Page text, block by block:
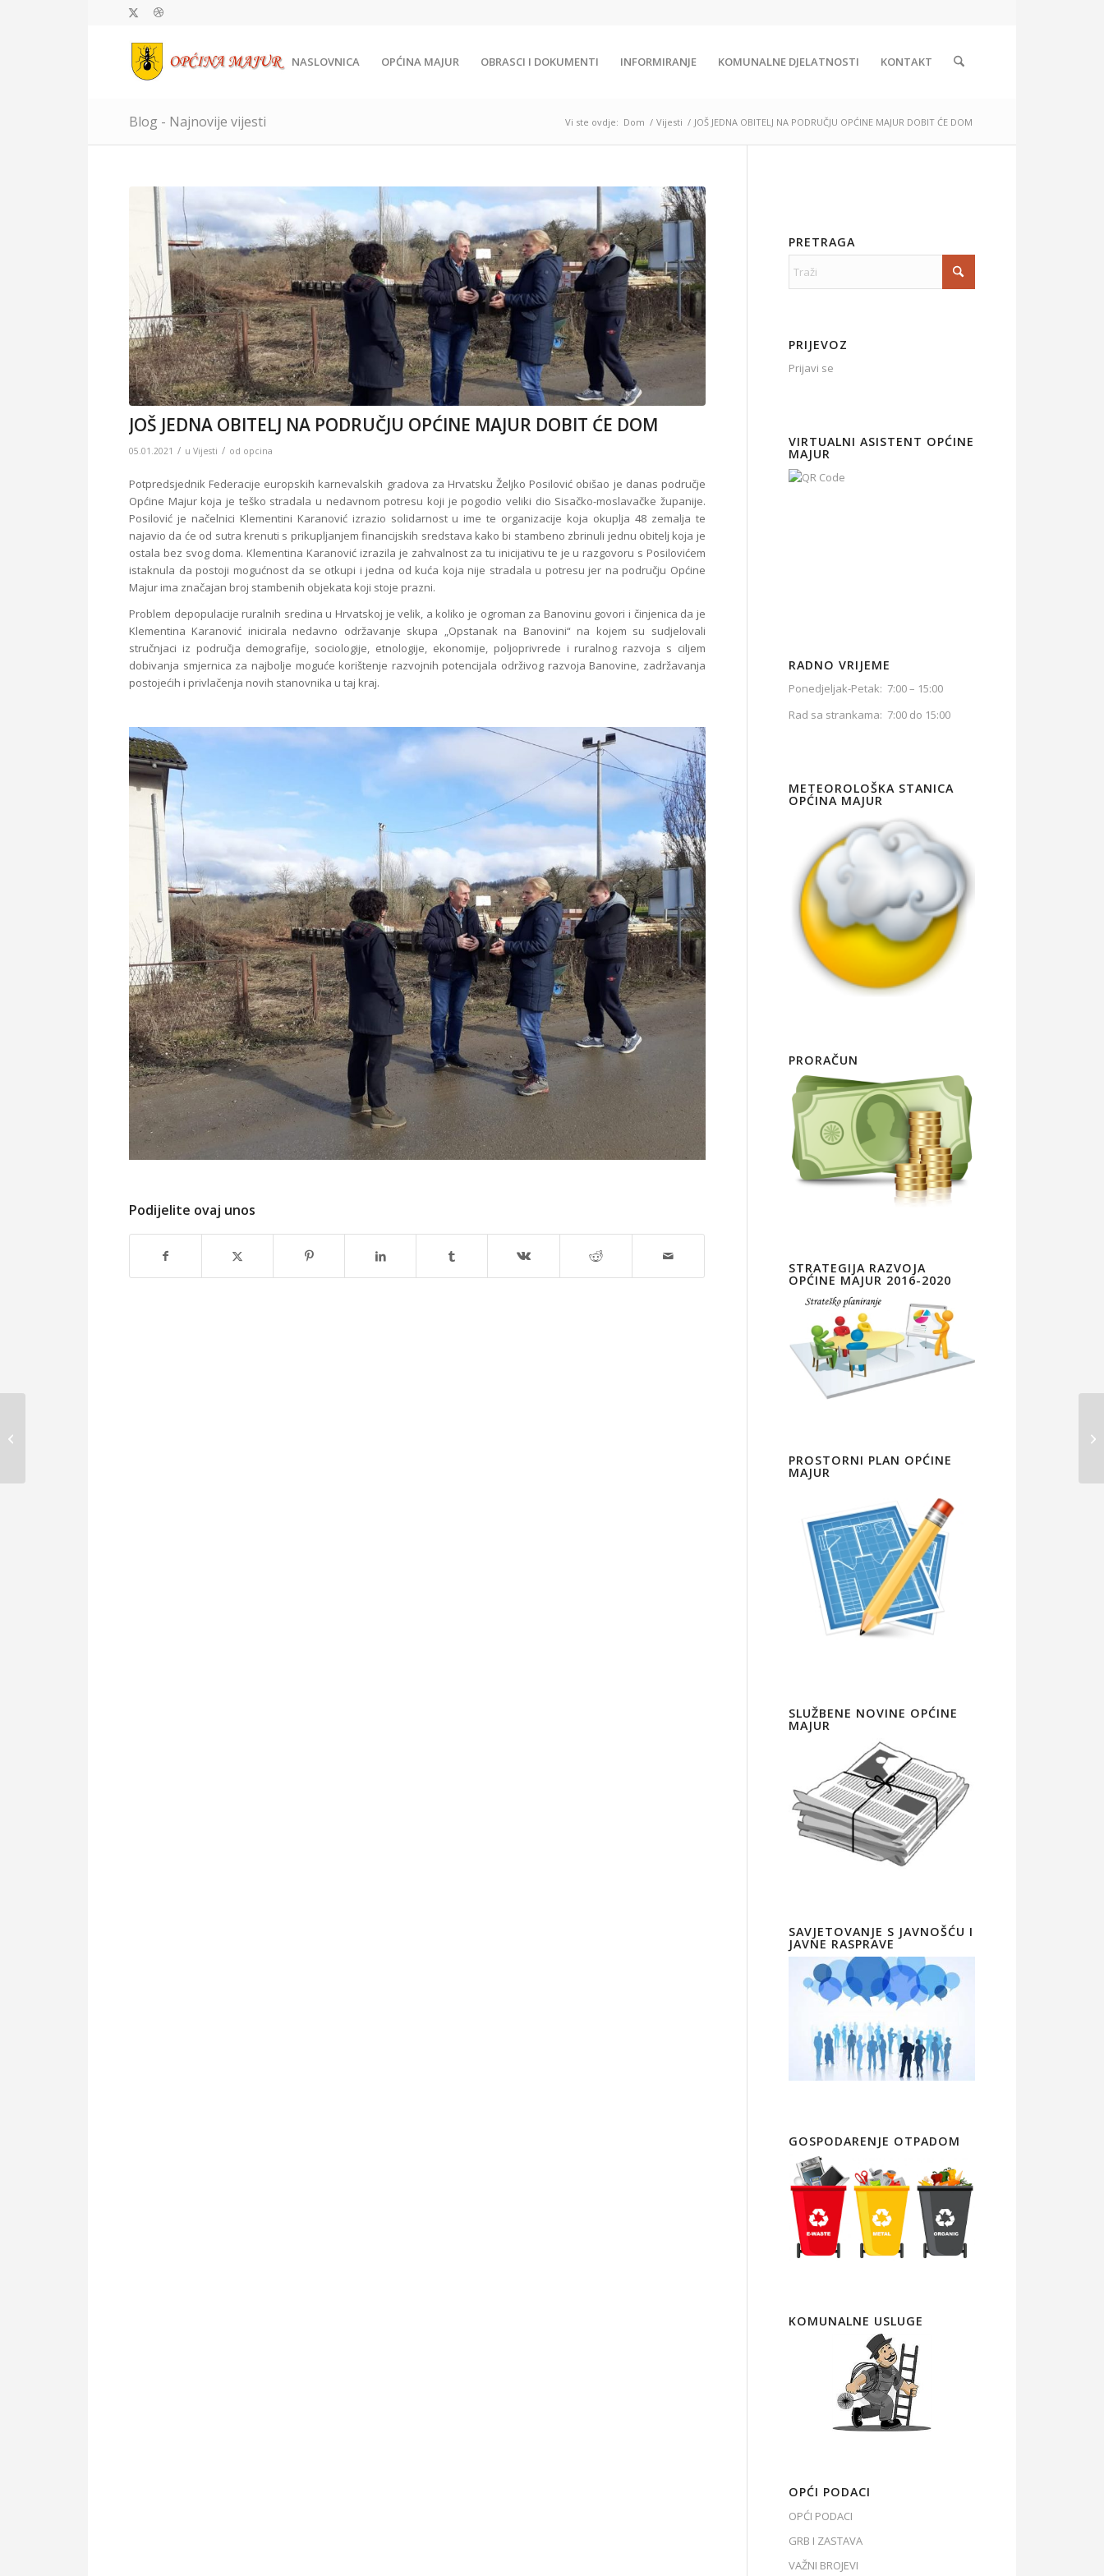
NASLOVNICA OPĆINA MAJUR OBRASCI I DOKUMENTI INFORMIRANJE KOMUNALNE DJELATNOSTI KONTAKT
Blog - Najnovije vijesti Vi ste ovdje: Dom / Vijesti / JOŠ JEDNA OBITELJ NA PODRUČJU OPĆINE MAJUR DOBIT ĆE DOM
JOŠ JEDNA OBITELJ NA PODRUČJU OPĆINE MAJUR DOBIT ĆE DOM
05.01.2021 / u Vijesti / od opcina
Potpredsjednik Federacije europskih karnevalskih gradova za Hrvatsku Željko Posilović obišao je danas područje
Općine Majur koja je teško stradala u nedavnom potresu koji je pogodio veliki dio Sisačko-moslavačke županije.
Posilović je načelnici Klementini Karanović izrazio solidarnost u ime te organizacije koja okuplja 48 zemalja te
najavio da će od sutra krenuti s prikupljanjem financijskih sredstava kako bi stambeno zbrinuli jednu obitelj koja je
ostala bez svog doma. Klementina Karanović izrazila je zahvalnost za tu inicijativu te je u razgovoru s Posilovićem
istaknula da postoji mogućnost da se otkupi i jedna od kuća koja nije stradala u potresu jer na području Općine
Majur ima značajan broj stambenih objekata koji stoje prazni.
Problem depopulacije ruralnih sredina u Hrvatskoj je velik, a koliko je ogroman za Banovinu govori i činjenica da je
Klementina Karanović inicirala nedavno održavanje skupa „Opstanak na Banovini“ na kojem su sudjelovali
stručnjaci iz područja demografije, sociologije, etnologije, ekonomije, poljoprivrede i ruralnog razvoja s ciljem
dobivanja smjernica za najbolje moguće korištenje razvojnih potencijala održivog razvoja Banovine, zadržavanja
postojećih i privlačenja novih stanovnika u taj kraj.
Podijelite ovaj unos
PRETRAGA
PRIJEVOZ
Prijavi se
VIRTUALNI ASISTENT OPĆINE
MAJUR
RADNO VRIJEME
Ponedjeljak-Petak: 7:00 – 15:00
Rad sa strankama: 7:00 do 15:00
METEOROLOŠKA STANICA
OPĆINA MAJUR
PRORAČUN
STRATEGIJA RAZVOJA
OPĆINE MAJUR 2016-2020
PROSTORNI PLAN OPĆINE
MAJUR
SLUŽBENE NOVINE OPĆINE
MAJUR
SAVJETOVANJE S JAVNOŠĆU I
JAVNE RASPRAVE
GOSPODARENJE OTPADOM
KOMUNALNE USLUGE
OPĆI PODACI
OPĆI PODACI
GRB I ZASTAVA
VAŽNI BROJEVI